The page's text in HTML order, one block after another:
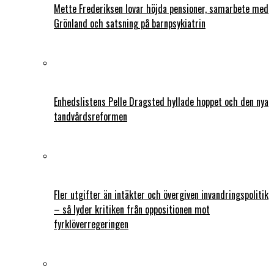
Mette Frederiksen lovar höjda pensioner, samarbete med
Grönland och satsning på barnpsykiatrin
Enhedslistens Pelle Dragsted hyllade hoppet och den nya
tandvårdsreformen
Fler utgifter än intäkter och övergiven invandringspolitik
– så lyder kritiken från oppositionen mot
fyrklöverregeringen